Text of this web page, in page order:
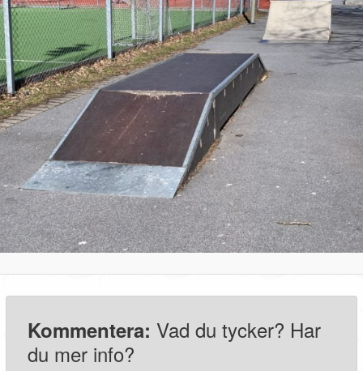
Kommentera: Vad du tycker? Har
du mer info?